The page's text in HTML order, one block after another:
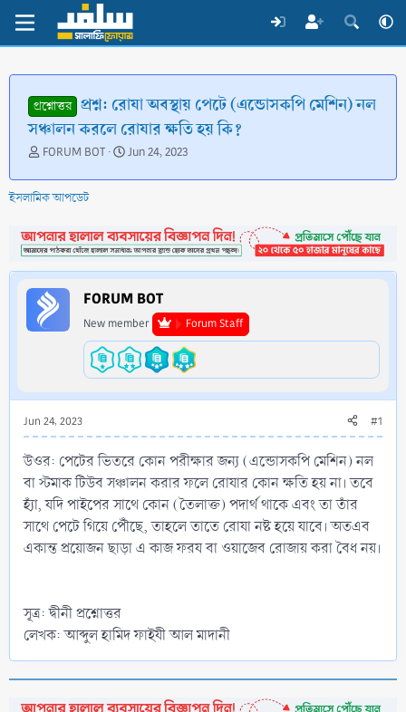
প্রশ্নোত্তর প্রশ্ন: রোযা অবস্থায় পেটে (এন্ডোসকপি মেশিন) নল
সঞ্চালন করলে রোযার ক্ষতি হয় কি?
T
r
e
d
s
t
a
r
t
FORUM BOT
S
a
d
a
t
e
Jun 24, 2023
ইসলামিক আপডেট
FORUM BOT
New member Forum Staff
Jun 24, 2023 #1
উওর: পেটের ভিতরে কোন পরীক্ষার জন্য (এন্ডোসকপি মেশিন) নল
বা স্টমাক টিউব সঞ্চালন করার ফলে রোযার কোন ক্ষতি হয় না। তবে
হ্যাঁ, যদি পাইপের সাথে কোন (তৈলাক্ত) পদার্থ থাকে এবং তা তাঁর
সাথে পেটে গিয়ে পৌঁছে, তাহলে তাতে রোযা নষ্ট হয়ে যাবে। অতএব
একান্ত প্রয়োজন ছাড়া এ কাজ ফরয বা ওয়াজেব রোজায় করা বৈধ নয়।
সূত্র: দ্বীনী প্রশ্নোত্তর
লেখক: আব্দুল হামিদ ফাইযী আল মাদানী